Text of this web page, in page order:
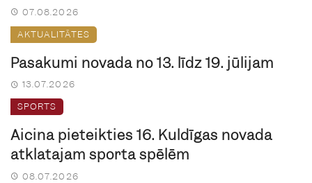
07.08.2026
AKTUALITĀTES
Pasākumi novadā no 13. līdz 19. jūlijam
13.07.2026
SPORTS
Aicina pieteikties 16. Kuldīgas novada
atklātajām sporta spēlēm
08.07.2026